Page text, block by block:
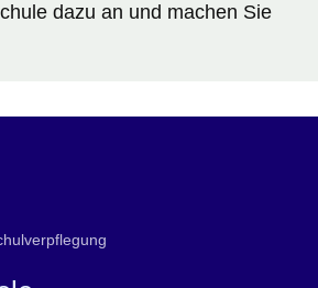
dazu an und machen Sie